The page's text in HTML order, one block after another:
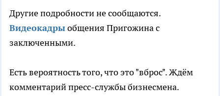
Другие подробности не сообщаются.
Видеокадрыобщения Пригожина с
заключенными.
Есть вероятность того, что это "вброс". Ждём
комментарий пресс-службы бизнесмена.